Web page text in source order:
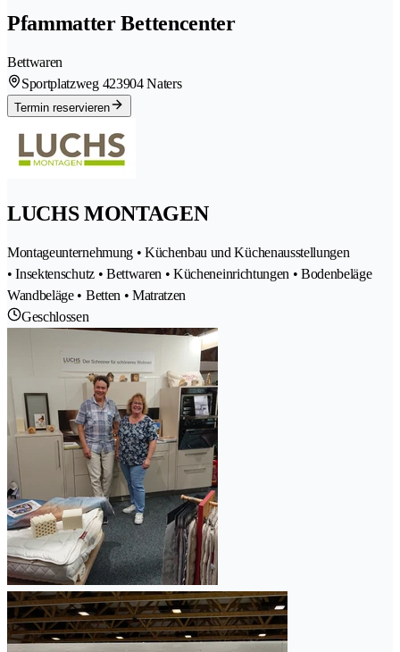
Pfammatter Bettencenter
Bettwaren
Sportplatzweg 423904 Naters
Termin reservieren
LUCHS MONTAGEN
Montageunternehmung • Küchenbau und Küchenausstellungen
• Insektenschutz • Bettwaren • Kücheneinrichtungen • Bodenbeläge
Wandbeläge • Betten • Matratzen
Geschlossen